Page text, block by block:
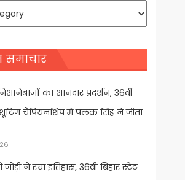
का शानदार प्रदर्शन, 36वीं
शूटिंग चैंपियनशिप में पलक सिंह ने जीता
जोड़ी ने रचा इतिहास, 36वीं बिहार स्टेट